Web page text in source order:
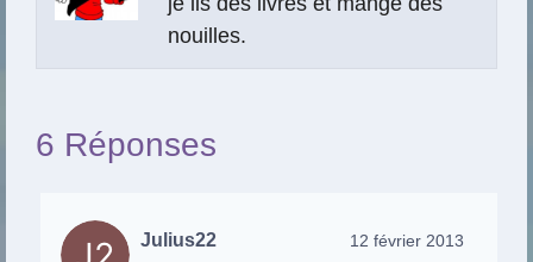
nouilles.
6 Réponses
Julius22 12 février 2013